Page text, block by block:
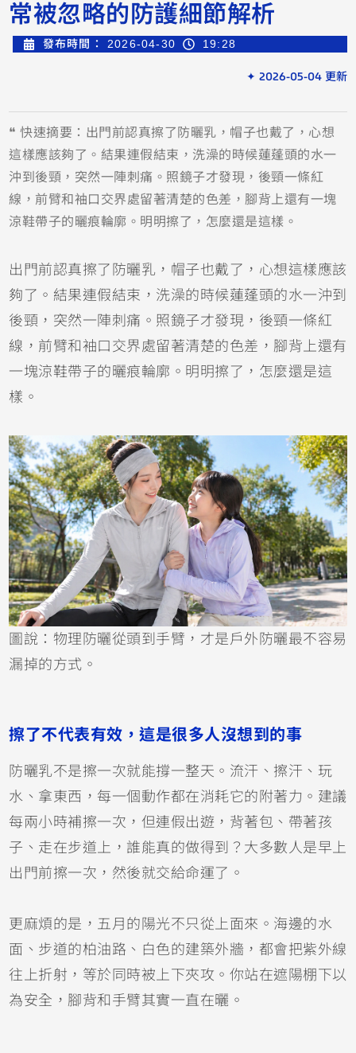
常被忽略的防護細節解析
發布時間： 2026-04-30 19:28
✦ 2026-05-04 更新
❝ 快速摘要：出門前認真擦了防曬乳，帽子也戴了，心想
這樣應該夠了。結果連假結束，洗澡的時候蓮蓬頭的水一
沖到後頸，突然一陣刺痛。照鏡子才發現，後頸一條紅
線，前臂和袖口交界處留著清楚的色差，腳背上還有一塊
涼鞋帶子的曬痕輪廓。明明擦了，怎麼還是這樣。
出門前認真擦了防曬乳，帽子也戴了，心想這樣應該
夠了。結果連假結束，洗澡的時候蓮蓬頭的水一沖到
後頸，突然一陣刺痛。照鏡子才發現，後頸一條紅
線，前臂和袖口交界處留著清楚的色差，腳背上還有
一塊涼鞋帶子的曬痕輪廓。明明擦了，怎麼還是這
樣。
圖說：物理防曬從頭到手臂，才是戶外防曬最不容易
漏掉的方式。
擦了不代表有效，這是很多人沒想到的事
防曬乳不是擦一次就能撐一整天。流汗、擦汗、玩
水、拿東西，每一個動作都在消耗它的附著力。建議
每兩小時補擦一次，但連假出遊，背著包、帶著孩
子、走在步道上，誰能真的做得到？大多數人是早上
出門前擦一次，然後就交給命運了。
更麻煩的是，五月的陽光不只從上面來。海邊的水
面、步道的柏油路、白色的建築外牆，都會把紫外線
往上折射，等於同時被上下夾攻。你站在遮陽棚下以
為安全，腳背和手臂其實一直在曬。